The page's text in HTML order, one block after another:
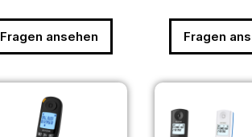
Fragen ansehen Fragen